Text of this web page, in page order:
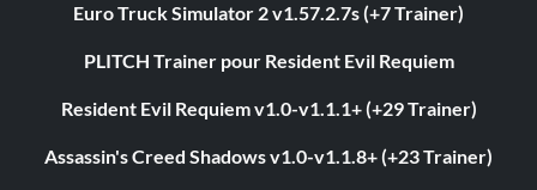
Euro Truck Simulator 2 v1.57.2.7s (+7 Trainer)
PLITCH Trainer pour Resident Evil Requiem
Resident Evil Requiem v1.0-v1.1.1+ (+29 Trainer)
Assassin's Creed Shadows v1.0-v1.1.8+ (+23 Trainer)